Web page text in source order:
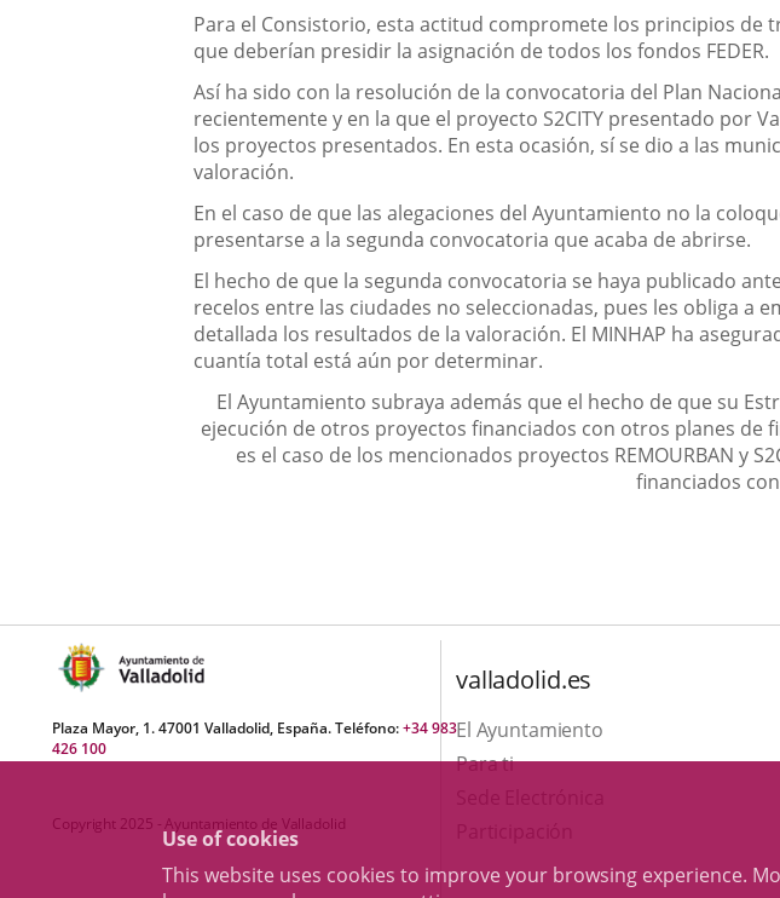
Use of cookies
This website uses cookies to improve your browsing experience.
Para el Consistorio, esta actitud compromete los principios
que deberían presidir la asignación de todos los fondos FEDER.
Así ha sido con la resolución de la convocatoria del Plan
recientemente y en la que el proyecto S2CITY presentado por
los proyectos presentados. En esta ocasión, sí se dio a las
valoración.
En el caso de que las alegaciones del Ayuntamiento no la
presentarse a la segunda convocatoria que acaba de abrirse.
El hecho de que la segunda convocatoria se haya publicado
recelos entre las ciudades no seleccionadas, pues les obliga
detallada los resultados de la valoración. El MINHAP ha
cuantía total está aún por determinar.
El Ayuntamiento subraya además que el hecho de que su
ejecución de otros proyectos financiados con otros planes
es el caso de los mencionados proyectos REMOURBAN y
financiados
Plaza Mayor, 1. 47001 Valladolid, España. Teléfono:+34 983
426 100
Copyright 2025 - Ayuntamiento de Valladolid
valladolid.es
El Ayuntamiento
Para ti
external